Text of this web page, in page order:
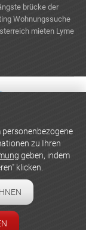
brücke der
Wohnungssuche
mieten Lyme
zu Ihren
geben, indem
klicken.